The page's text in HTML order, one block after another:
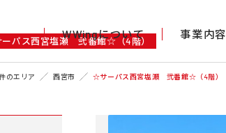
WWingについて 事業内容
パス西宮塩瀬 弐番館☆（4階）
のエリア 西宮市 ☆サーパス西宮塩瀬 弐番館☆（4階）